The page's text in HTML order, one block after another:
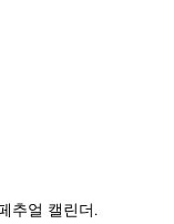
추얼 캘린더.